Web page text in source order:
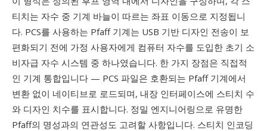
티치는 자수 중 기계 바늘이 따르는 좌표 이동으로 지정됩니
다. PCS를 사용하는 Pfaff 기계는 USB 기반 디자인 전송이 보
편화되기 전에 가정 사용자에게 컴퓨터 자수를 도입한 초기 소
비자급 자수 시스템 중 하나였습니다. 한 가지 장점은 직접적
인 기계 통합입니다 — PCS 파일은 호환되는 Pfaff 기계에서
변환 없이 네이티브로 로드되며, 내장 인터페이스에 스티치 수
와 디자인 치수를 표시합니다. 정밀 엔지니어링으로 유명한
Pfaff의 명성과의 연관성도 고려할 사항입니다. 스티치 인코딩